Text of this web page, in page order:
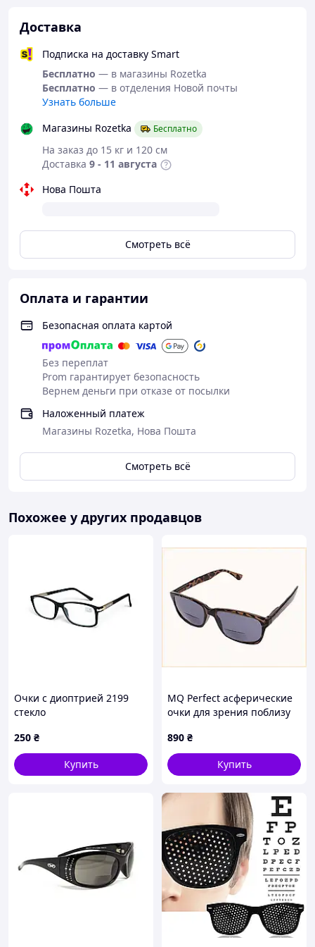
Доставка
Подписка на доставку Smart
Бесплатно — в магазины Rozetka
Бесплатно — в отделения Новой почты
Узнать больше
Магазины Rozetka
Бесплатно
На заказ до 15 кг и 120 см
Доставка 9 - 11 августа
Нова Пошта
Смотреть всё
Оплата и гарантии
Безопасная оплата картой
Без переплат
Prom гарантирует безопасность
Вернем деньги при отказе от посылки
Наложенный платеж
Магазины Rozetka, Нова Пошта
Смотреть всё
Похожее у других продавцов
Очки с диоптрией 2199
стекло
250 ₴
Купить
MQ Perfect асферические
очки для зрения поблизу
890 ₴
Купить